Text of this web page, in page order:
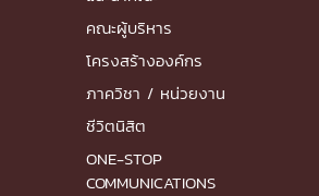
คณะผู้บริหาร
โครงสร้างองค์กร
ภาควิชา / หน่วยงาน
ชีวิตนิสิต
ONE-STOP
COMMUNICATIONS